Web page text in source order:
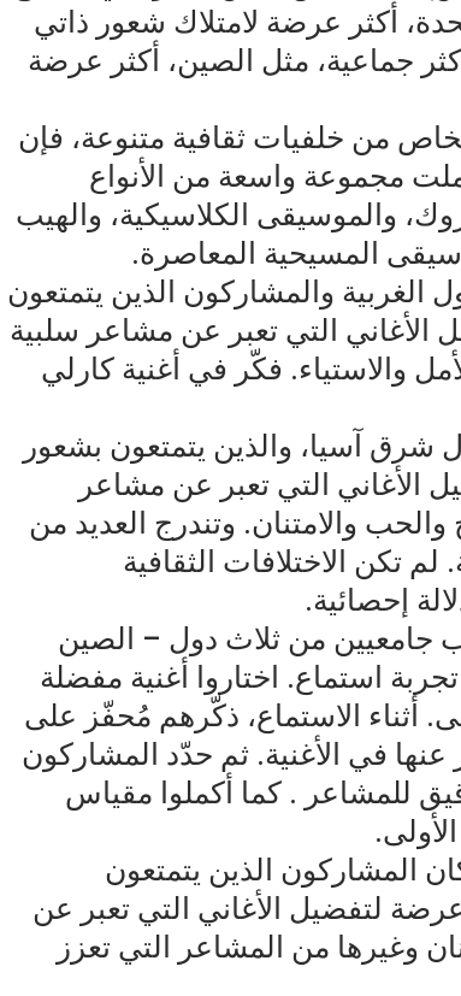
أكثر عرضة لامتلاك شعور ذاتي
جماعية، مثل الصين، أكثر عرضة
من خلفيات ثقافية متنوعة، فإن
مجموعة واسعة من الأنواع
والموسيقى الكلاسيكية، والهيب
المسيحية المعاصرة.
والمشاركون الذين يتمتعون
الأغاني التي تعبر عن مشاعر سلبية
والاستياء. فكّر في أغنية كارلي
آسيا، والذين يتمتعون بشعور
الأغاني التي تعبر عن مشاعر
والحب والامتنان. وتندرج العديد من
تكن الاختلافات الثقافية
إحصائية.
الثانية، شارك 309 طلاب جامعيين من ثلاث دول – الصين
استماع. اختاروا أغنية مفضلة
أثناء الاستماع، ذكّرهم مُحفّز على
عنها في الأغنية. ثم حدّد المشاركون
للمشاعر . كما أكملوا مقياس
المشاركون الذين يتمتعون
لتفضيل الأغاني التي تعبر عن
وغيرها من المشاعر التي تعزز